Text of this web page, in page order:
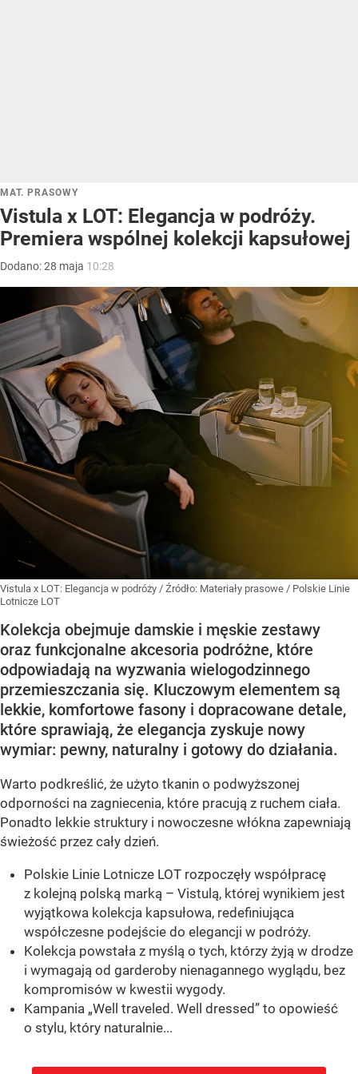
MAT. PRASOWY
Vistula x LOT: Elegancja w podróży.
Premiera wspólnej kolekcji kapsułowej
Dodano:28 maja 10:28
Vistula x LOT: Elegancja w podróży / Źródło: Materiały prasowe / Polskie Linie
Lotnicze LOT
Kolekcja obejmuje damskie i męskie zestawy
oraz funkcjonalne akcesoria podróżne, które
odpowiadają na wyzwania wielogodzinnego
przemieszczania się. Kluczowym elementem są
lekkie, komfortowe fasony i dopracowane detale,
które sprawiają, że elegancja zyskuje nowy
wymiar: pewny, naturalny i gotowy do działania.
Warto podkreślić, że użyto tkanin o podwyższonej
odporności na zagniecenia, które pracują z ruchem ciała.
Ponadto lekkie struktury i nowoczesne włókna zapewniają
świeżość przez cały dzień.
Polskie Linie Lotnicze LOT rozpoczęły współpracę
z kolejną polską marką – Vistulą, której wynikiem jest
wyjątkowa kolekcja kapsułowa, redefiniująca
współczesne podejście do elegancji w podróży.
Kolekcja powstała z myślą o tych, którzy żyją w drodze
i wymagają od garderoby nienagannego wyglądu, bez
kompromisów w kwestii wygody.
Kampania „Well traveled. Well dressed” to opowieść
o stylu, który naturalnie...